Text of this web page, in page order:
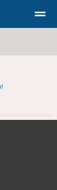
uit de